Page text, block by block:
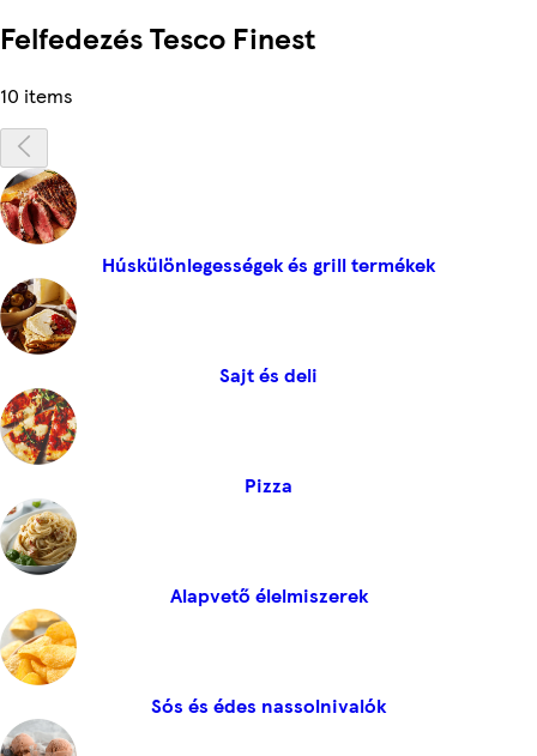
Felfedezés Tesco Finest
10 items
Húskülönlegességek és grill termékek
Sajt és deli
Pizza
Alapvető élelmiszerek
Sós és édes nassolnivalók